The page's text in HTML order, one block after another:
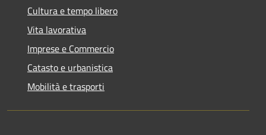
Cultura e tempo libero
Vita lavorativa
Imprese e Commercio
Catasto e urbanistica
Mobilità e trasporti